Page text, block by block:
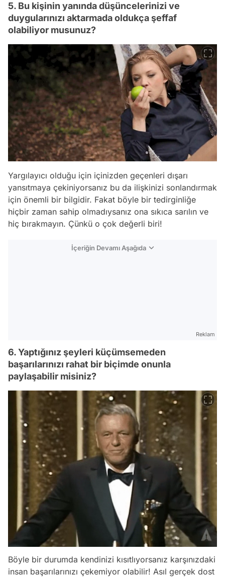
5. Bu kişinin yanında düşüncelerinizi ve
duygularınızı aktarmada oldukça şeffaf
olabiliyor musunuz?
Yargılayıcı olduğu için içinizden geçenleri dışarı
yansıtmaya çekiniyorsanız bu da ilişkinizi sonlandırmak
için önemli bir bilgidir. Fakat böyle bir tedirginliğe
hiçbir zaman sahip olmadıysanız ona sıkıca sarılın ve
hiç bırakmayın. Çünkü o çok değerli biri!
İçeriğin Devamı Aşağıda
Reklam
6. Yaptığınız şeyleri küçümsemeden
başarılarınızı rahat bir biçimde onunla
paylaşabilir misiniz?
Böyle bir durumda kendinizi kısıtlıyorsanız karşınızdaki
insan başarılarınızı çekemiyor olabilir! Asıl gerçek dost